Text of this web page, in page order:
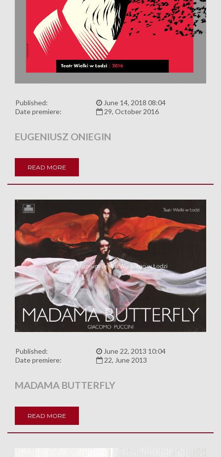
Published:
June 14, 2018 08:04
Date premiere:
29, October 2016
EUGENIUSZ ONIEGIN
READ MORE
Published:
June 22, 2013 10:04
Date premiere:
22, June 2013
MADAMA BUTTERFLY
READ MORE